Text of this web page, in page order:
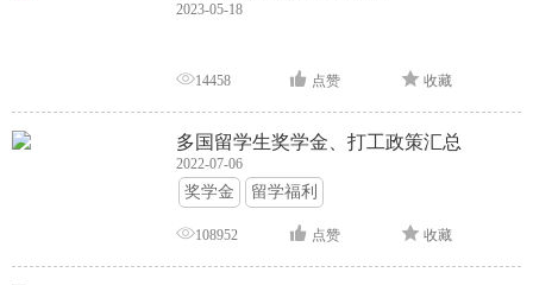
2023-05-18
14458 点赞 收藏
多国留学生奖学金、打工政策汇总
2022-07-06
奖学金 留学福利
108952 点赞 收藏